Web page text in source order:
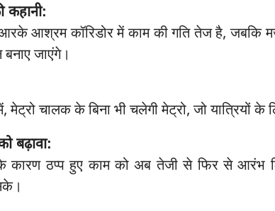
कहानी:
आश्रम कॉरिडोर में काम की गति तेज है, जबकि
जाएंगे।
मेट्रो चालक के बिना भी चलेगी मेट्रो, जो यात्रियों
बढ़ावा:
के कारण ठप्प हुए काम को अब तेजी से फिर से आरंभ